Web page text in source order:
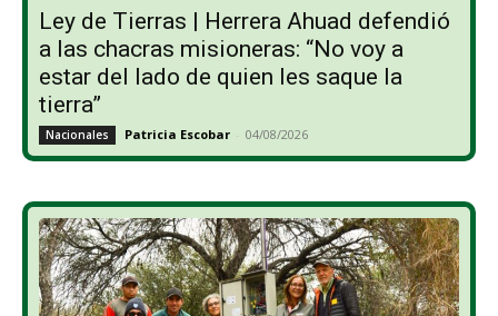
Ley de Tierras | Herrera Ahuad defendió
a las chacras misioneras: “No voy a
estar del lado de quien les saque la
tierra”
Nacionales Patricia Escobar - 04/08/2026